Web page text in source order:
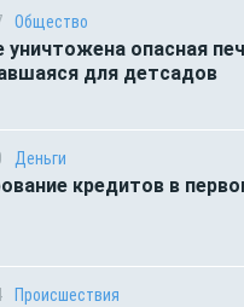
Общество
уничтожена опасная
для детсадов
Деньги
кредитов в
Происшествия